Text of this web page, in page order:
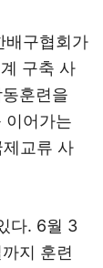
배구협회가
구축 사
훈련을
이어가는
교류 사
다. 6월 3
지 훈련